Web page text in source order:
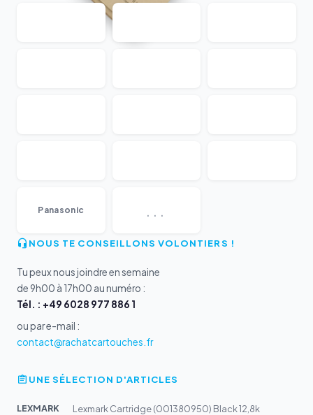
Panasonic
NOUS TE CONSEILLONS VOLONTIERS !
Tu peux nous joindre en semaine
de 9h00 à 17h00 au numéro :
Tél. : +49 6028 977 886 1
ou par e-mail :
contact@rachatcartouches.fr
UNE SÉLECTION D'ARTICLES
LEXMARK
Lexmark Cartridge (001380950) Black 12,8k